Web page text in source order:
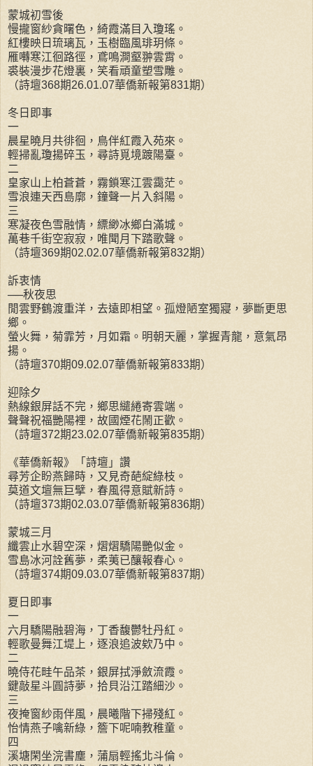
蒙城初雪後
慢攏窗紗貪曙色，綺霞滿目入瓊瑤。
紅樓映日琉璃瓦，玉樹臨風琲玥條。
雁囀寒江徊路徑，鳶鳴澗壑翀雲霄。
裘裝漫步花燈裏，笑看頑童塑雪雕。
（詩壇368期26.01.07華僑新報第831期）
冬日即事
一
晨星曉月共徘徊，鳥伴紅霞入苑來。
輕掃亂瓊揚碎玉，尋詩覓境踱陽臺。
二
皇家山上柏蒼蒼，霧鎖寒江雲靄茫。
雪浪連天西島廓，鐘聲一片入斜陽。
三
寒凝夜色雪融情，縹緲冰鄉白滿城。
萬巷千街空寂寂，唯聞月下踏歌聲。
（詩壇369期02.02.07華僑新報第832期）
訴衷情
──秋夜思
閒雲野鶴渡重洋，去遠即相望。孤燈陋室獨寢，夢斷更思
鄉。
螢火舞，菊霏芳，月如霜。明朝天麗，掌握青龍，意氣昂
揚。
（詩壇370期09.02.07華僑新報第833期）
迎除夕
熱線銀屏話不完，鄉思繾綣寄雲端。
聲聲祝福艷陽裡，故國煙花鬧正歡。
（詩壇372期23.02.07華僑新報第835期）
《華僑新報》「詩壇」讚
尋芳企盼燕歸時，又見奇葩綻綠枝。
莫道文壇無巨擘，春風得意賦新詩。
（詩壇373期02.03.07華僑新報第836期）
蒙城三月
纖雲止水碧空深，熠熠驕陽艷似金。
雪島冰河詮舊夢，柔荑已釀報春心。
（詩壇374期09.03.07華僑新報第837期）
夏日即事
一
六月驕陽融碧海，丁香馥鬱牡丹紅。
輕歌曼舞江堤上，逐浪追波欸乃中。
二
曉侍花畦午品茶，銀屏拭淨斂流霞。
鍵敲星斗圓詩夢，拾貝沿江踏細沙。
三
夜掩窗紗雨伴風，晨曦階下掃殘紅。
怡情燕子噙新綠，簷下呢喃教稚童。
四
溪塘閑坐浣書塵，蒲扇輕搖北斗倫。